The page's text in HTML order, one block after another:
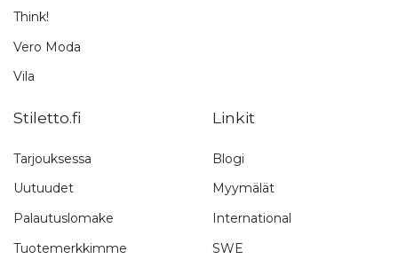
Think!
Vero Moda
Vila
Stiletto.fi
Tarjouksessa
Uutuudet
Palautuslomake
Tuotemerkkimme
Linkit
Blogi
Myymälät
International
SWE